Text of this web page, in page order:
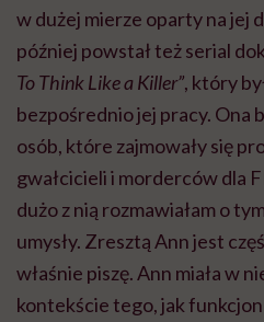
w dużej mierze oparty na jej
później powstał też serial
To Think Like a Killer”, który
bezpośrednio jej pracy. Ona
osób, które zajmowały się
gwałcicieli i morderców dla
dużo z nią rozmawiałam o
umysły. Zresztą Ann jest
właśnie piszę. Ann miała w
kontekście tego, jak